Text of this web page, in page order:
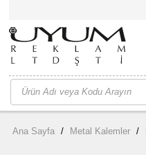
Ana Sayfa / Metal Kalemler /